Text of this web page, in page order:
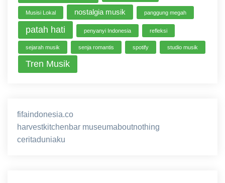
Musisi Lokal nostalgia musik panggung megah
patah hati penyanyi Indonesia refleksi
sejarah musik senja romantis spotify studio musik
Tren Musik
fifaindonesia.co
harvestkitchenbar museumaboutnothing
ceritaduniaku